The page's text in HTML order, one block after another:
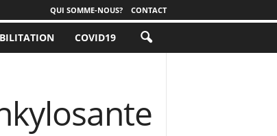
QUI SOMME-NOUS? CONTACT
COVID19